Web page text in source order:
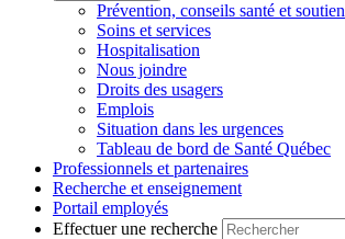
Prévention, conseils santé et soutien
Soins et services
Hospitalisation
Nous joindre
Droits des usagers
Emplois
Situation dans les urgences
Tableau de bord de Santé Québec
Professionnels et partenaires
Recherche et enseignement
Portail employés
Effectuer une recherche